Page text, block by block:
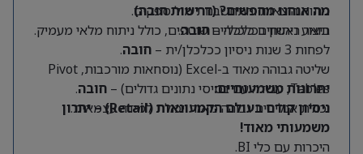
ניתוח הוצאות והתחשבנות מול ספקים.
ביצוע ניתוחים כלכליים שוטפים, כולל ניתוח מלאי מעמיק.
מה אנחנו מחפשים? (דרישות חובה)
תואר ראשון בכלכלה –חובה.
לפחות 3 שנות ניסיון ככלכלן/ית –
חובה.
שליטה גבוהה מאוד ב-Excel (נוסחאות מורכבות, Pivot
Tables, עבודה עם בסיסי נתונים גדולים) –
חובה.
יכולת אנליטית גבוהה מאוד ויכולת למידה עצמאית.
יתרונות משמעותיים:
ניסיון קודם בעולם הקמעונאות (Retail) – יתרון
משמעותי מאוד!
היכרות עם כלי BI.